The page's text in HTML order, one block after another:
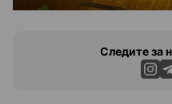
Следите за